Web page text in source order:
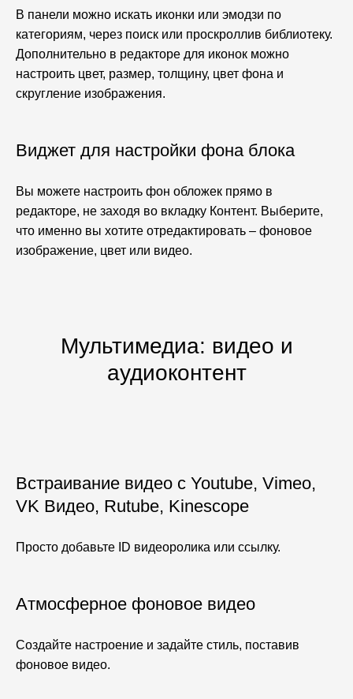
В панели можно искать иконки или эмодзи по
категориям, через поиск или проскроллив библиотеку.
Дополнительно в редакторе для иконок можно
настроить цвет, размер, толщину, цвет фона и
скругление изображения.
Виджет для настройки фона блока
Вы можете настроить фон обложек прямо в
редакторе, не заходя во вкладку Контент. Выберите,
что именно вы хотите отредактировать – фоновое
изображение, цвет или видео.
Мультимедиа: видео и
аудиоконтент
Встраивание видео с Youtube, Vimeo,
VK Видео, Rutube, Kinescope
Просто добавьте ID видеоролика или ссылку.
Атмосферное фоновое видео
Создайте настроение и задайте стиль, поставив
фоновое видео.